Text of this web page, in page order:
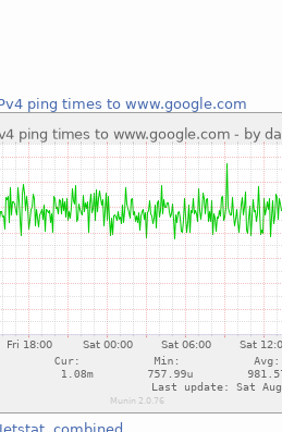
ping times to www.google.com